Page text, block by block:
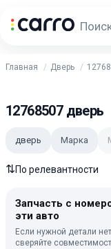
Главная Дверь
12768507 дверь
дверь Марка
⇅По релевантности
Запчасть с
эти авто
Если нужной детали
сверяйте